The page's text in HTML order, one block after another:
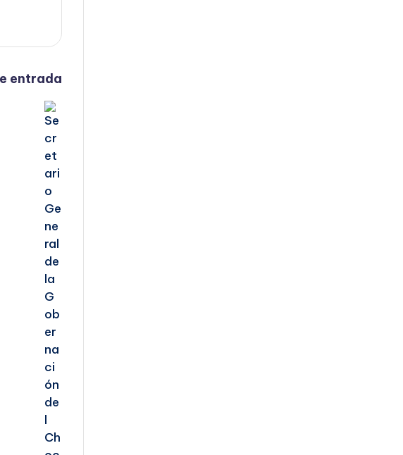
entrada